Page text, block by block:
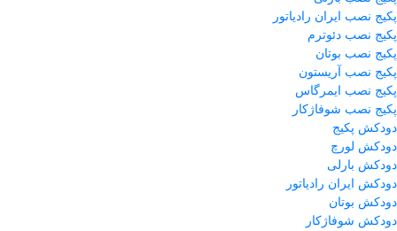
پکیج نصب ایران رادیاتور
پکیج نصب دئوترم
پکیج نصب بوتان
پکیج نصب آریستون
پکیج نصب ایمرگاس
پکیج نصب شوفاژکار
دودکش پکیج
دودکش لورچ
دودکش بارلی
دودکش ایران رادیاتور
دودکش بوتان
دودکش شوفاژکار